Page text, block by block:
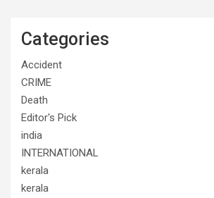
Categories
Accident
CRIME
Death
Editor's Pick
india
INTERNATIONAL
kerala
kerala